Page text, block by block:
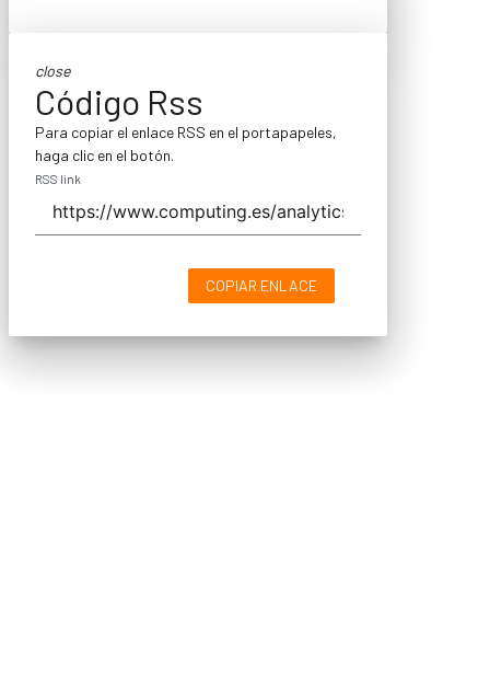
close
Código Rss
Para copiar el enlace RSS en el portapapeles,
haga clic en el botón.
RSS link
COPIAR ENLACE